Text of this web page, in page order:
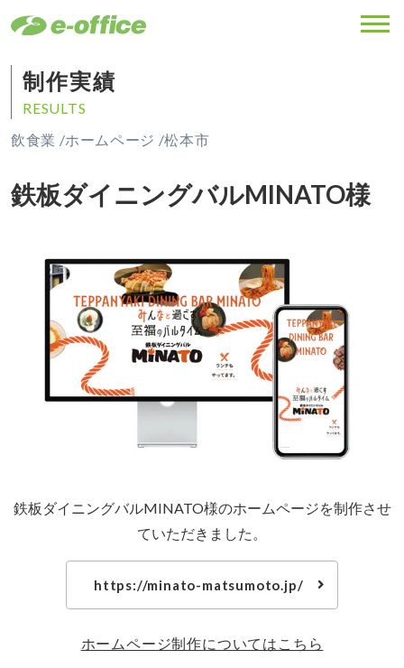
制作実績
RESULTS
飲食業 /ホームページ /松本市
鉄板ダイニングバルMINATO様
鉄板ダイニングバルMINATO様のホームページを制作させ
ていただきました。
https://minato-matsumoto.jp/
ホームページ制作についてはこちら